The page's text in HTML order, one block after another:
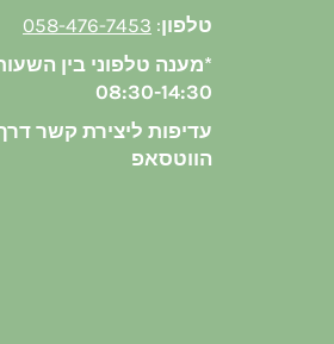
טלפון:
058-476-7453
*מענה טלפוני בין
08:30-14:30
עדיפות ליצירת קשר
הווטסאפ